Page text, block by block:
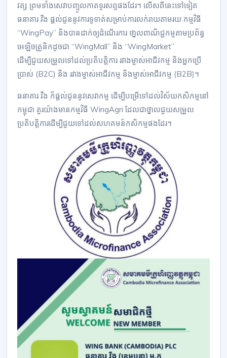
វត្ស ព្រមទាំងសេវាបញ្ចូលកាតទូរសព្ទផងដែរ។ លើសពីនេះទៅទៀត
ធនាគារ វីង ផ្ដល់ជូននូវការទូទាត់សម្រាប់ការលក់រាយតាមរយៈកម្មវិធី
“WingPay” និងបានដាក់ឲ្យដំណើរការ ថា្នលពាណិជ្ជកម្មតាមប្រព័ន្ធ
អេឡិចត្រូនិកដូចជា “WingMall” និង “WingMarket”
ដើម្បីជួយសម្រួលទៅដល់ប្រតិបត្តិការ រវាងម្ចាស់អាជីវកម្ម និងអ្នកប្រើ
ប្រាស់ (B2C) និង រវាងម្ចាស់អាជីវកម្ម និងម្ចាស់អាជីវកម្ម (B2B)។
ធនាគារ វីង ក៏ផ្ដល់ជូននូវសេវាកម្ម ដើម្បីបម្រើទៅដល់វិស័យកសិកម្មនៅ
កម្ពុជា តួរយ៉ាងមានកម្មវិធី WingAgri ដែលជាថ្នាលជួយសម្រួល
ប្រតិបត្តិការដើម្បីជួយទៅដល់សហគមន៍កសិកម្មផងដែរ។